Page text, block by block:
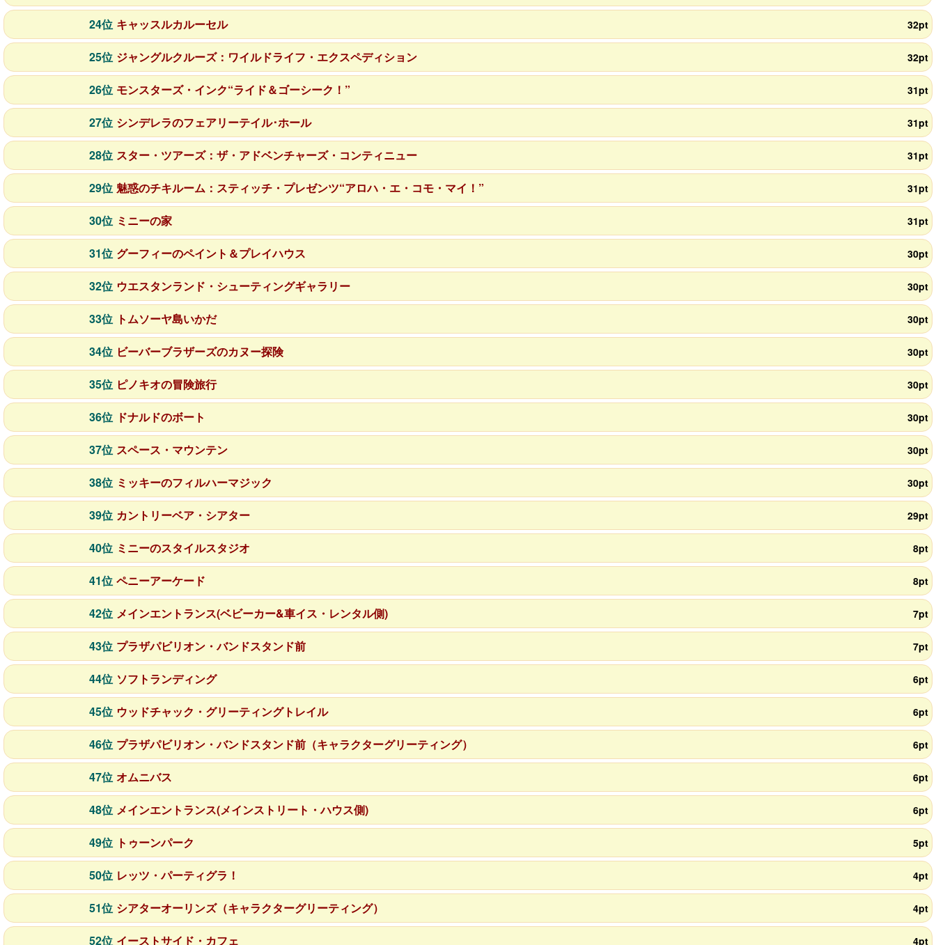
24位 キャッスルカルーセル 32pt
25位 ジャングルクルーズ：ワイルドライフ・エクスペディション 32pt
26位 モンスターズ・インク“ライド＆ゴーシーク！” 31pt
27位 シンデレラのフェアリーテイル･ホール 31pt
28位 スター・ツアーズ：ザ・アドベンチャーズ・コンティニュー 31pt
29位 魅惑のチキルーム：スティッチ・プレゼンツ“アロハ・エ・コモ・マイ！” 31pt
30位 ミニーの家 31pt
31位 グーフィーのペイント＆プレイハウス 30pt
32位 ウエスタンランド・シューティングギャラリー 30pt
33位 トムソーヤ島いかだ 30pt
34位 ビーバーブラザーズのカヌー探険 30pt
35位 ピノキオの冒険旅行 30pt
36位 ドナルドのボート 30pt
37位 スペース・マウンテン 30pt
38位 ミッキーのフィルハーマジック 30pt
39位 カントリーベア・シアター 29pt
40位 ミニーのスタイルスタジオ 8pt
41位 ペニーアーケード 8pt
42位 メインエントランス(ベビーカー&車イス・レンタル側) 7pt
43位 プラザパビリオン・バンドスタンド前 7pt
44位 ソフトランディング 6pt
45位 ウッドチャック・グリーティングトレイル 6pt
46位 プラザパビリオン・バンドスタンド前（キャラクターグリーティング） 6pt
47位 オムニバス 6pt
48位 メインエントランス(メインストリート・ハウス側) 6pt
49位 トゥーンパーク 5pt
50位 レッツ・パーティグラ！ 4pt
51位 シアターオーリンズ（キャラクターグリーティング） 4pt
52位 イーストサイド・カフェ 4pt